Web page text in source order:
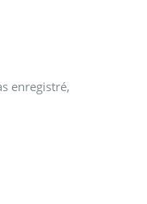
enregistré,